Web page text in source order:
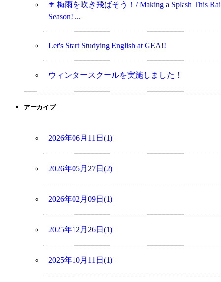
☂️ 梅雨を吹き飛ばそう！/ Making a Splash This
Season! ...
Let's Start Studying English at GEA!!
ウィンタースクールを実施しました！
アーカイブ
2026年06月11日(1)
2026年05月27日(2)
2026年02月09日(1)
2025年12月26日(1)
2025年10月11日(1)